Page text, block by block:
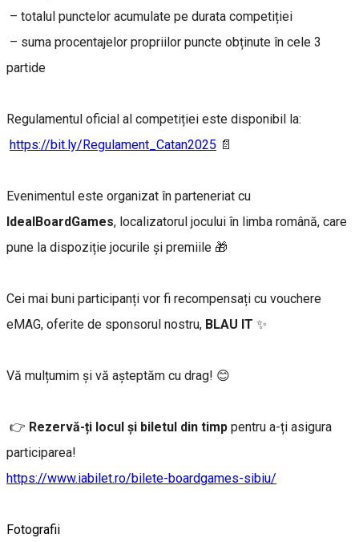
– totalul punctelor acumulate pe durata competiției
– suma procentajelor propriilor puncte obținute în cele 3
partide
Regulamentul oficial al competiției este disponibil la:
https://bit.ly/Regulament_Catan2025 📄
Evenimentul este organizat în parteneriat cu
IdealBoardGames, localizatorul jocului în limba română, care
pune la dispoziție jocurile și premiile 🎁
Cei mai buni participanți vor fi recompensați cu vouchere
eMAG, oferite de sponsorul nostru, BLAU IT ✨
Vă mulțumim și vă așteptăm cu drag! 😊
👉 Rezervă-ți locul și biletul din timp pentru a-ți asigura
participarea!
https://www.iabilet.ro/bilete-boardgames-sibiu/
Fotografii